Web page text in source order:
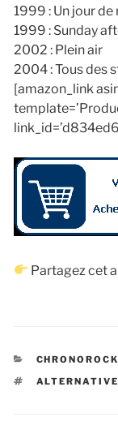
1999 : Un jour de
1999 : Sunday
2002 : Plein air
2004 : Tous des
[amazon_link
Partagez cet
CATÉGORIES
ÉTIQUETTES